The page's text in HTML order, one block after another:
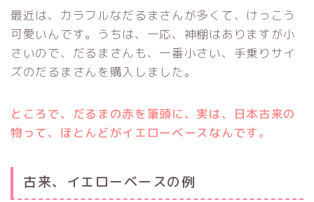
最近は、カラフルなだるまさんが多くて、けっこう
可愛いんです。うちは、一応、神棚はありますが小
さいので、だるまさんも、一番小さい、手乗りサイ
ズのだるまさんを購入しました。
ところで、だるまの赤を筆頭に、実は、日本古来の
物って、ほとんどがイエローベースなんです。
古来、イエローベースの例